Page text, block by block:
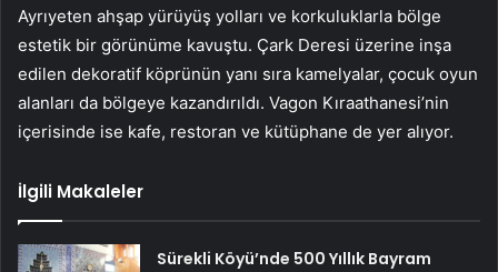
Ayrıyeten ahşap yürüyüş yolları ve korkuluklarla bölge
estetik bir görünüme kavuştu. Çark Deresi üzerine inşa
edilen dekoratif köprünün yanı sıra kamelyalar, çocuk oyun
alanları da bölgeye kazandırıldı. Vagon Kıraathanesi’nin
içerisinde ise kafe, restoran ve kütüphane de yer alıyor.
İlgili Makaleler
Sürekli Köyü’nde 500 Yıllık Bayram